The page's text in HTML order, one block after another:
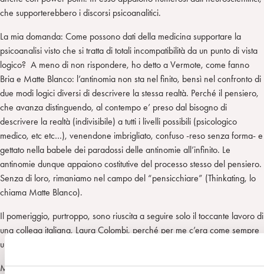
che supporterebbero i discorsi psicoanalitici.
La mia domanda: Come possono dati della medicina supportare la
psicoanalisi visto che si tratta di totali incompatibilità da un punto di vista
logico? A meno di non rispondere, ho detto a Vermote, come fanno
Bria e Matte Blanco: l’antinomia non sta nel finito, bensì nel confronto di
due modi logici diversi di descrivere la stessa realtà. Perché il pensiero,
che avanza distinguendo, al contempo e’ preso dal bisogno di
descrivere la realtà (indivisibile) a tutti i livelli possibili (psicologico
medico, etc etc…), venendone imbrigliato, confuso -reso senza forma- e
gettato nella babele dei paradossi delle antinomie all’infinito. Le
antinomie dunque appaiono costitutive del processo stesso del pensiero.
Senza di loro, rimaniamo nel campo del “pensicchiare” (Thinkating, lo
chiama Matte Blanco).
Il pomeriggio, purtroppo, sono riuscita a seguire solo il toccante lavoro di
una collega italiana, Laura Colombi, perché per me c’era come sempre
un assoluto troppo pieno.
Ma in tanti mi hanno detto che tutti gli italiani (Nicolò, Saottini, Manica…)